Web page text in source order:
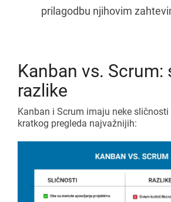
prilagodbu njihovim
Kanban vs. Scrum:
razlike
Kanban i Scrum imaju neke sličnosti
kratkog pregleda najvažnijih: